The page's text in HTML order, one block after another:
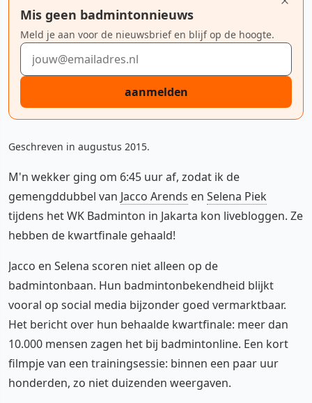
Mis geen badmintonnieuws
Meld je aan voor de nieuwsbrief en blijf op de hoogte.
E-mailadres
aanmelden
Geschreven in augustus 2015.
M'n wekker ging om 6:45 uur af, zodat ik de
gemengddubbel van Jacco Arends en Selena Piek
tijdens het WK Badminton in Jakarta kon livebloggen. Ze
hebben de kwartfinale gehaald!
Jacco en Selena scoren niet alleen op de
badmintonbaan. Hun badmintonbekendheid blijkt
vooral op social media bijzonder goed vermarktbaar.
Het bericht over hun behaalde kwartfinale: meer dan
10.000 mensen zagen het bij badmintonline. Een kort
filmpje van een trainingsessie: binnen een paar uur
honderden, zo niet duizenden weergaven.